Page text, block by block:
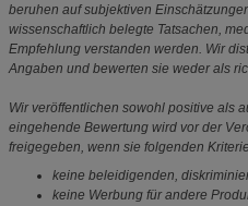
beruhen auf subjektiven
wissenschaftlich belegte Tatsachen,
Empfehlung verstanden werden. Wir
Angaben und bewerten sie weder als
Wir veröffentlichen sowohl positive als
eingehende Bewertung wird vor der
freigegeben, wenn sie folgenden
keine beleidigenden,
keine Werbung für andere